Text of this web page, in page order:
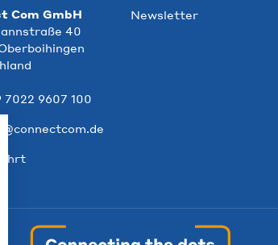
Com GmbH
40
7022 9607 100
Newsletter